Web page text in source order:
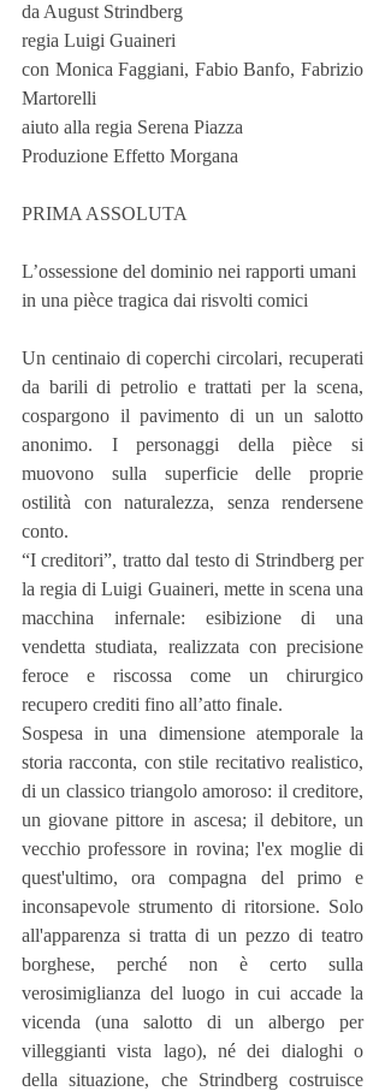
da August Strindberg
regia Luigi Guaineri
con Monica Faggiani, Fabio Banfo, Fabrizio
Martorelli
aiuto alla regia Serena Piazza
Produzione Effetto Morgana
PRIMA ASSOLUTA
L’ossessione del dominio nei rapporti umani
in una pièce tragica dai risvolti comici
Un centinaio di coperchi circolari, recuperati
da barili di petrolio e trattati per la scena,
cospargono il pavimento di un un salotto
anonimo. I personaggi della pièce si
muovono sulla superficie delle proprie
ostilità con naturalezza, senza rendersene
conto.
“I creditori”, tratto dal testo di Strindberg per
la regia di Luigi Guaineri, mette in scena una
macchina infernale: esibizione di una
vendetta studiata, realizzata con precisione
feroce e riscossa come un chirurgico
recupero crediti fino all’atto finale.
Sospesa in una dimensione atemporale la
storia racconta, con stile recitativo realistico,
di un classico triangolo amoroso: il creditore,
un giovane pittore in ascesa; il debitore, un
vecchio professore in rovina; l'ex moglie di
quest'ultimo, ora compagna del primo e
inconsapevole strumento di ritorsione. Solo
all'apparenza si tratta di un pezzo di teatro
borghese, perché non è certo sulla
verosimiglianza del luogo in cui accade la
vicenda (una salotto di un albergo per
villeggianti vista lago), né dei dialoghi o
della situazione, che Strindberg costruisce